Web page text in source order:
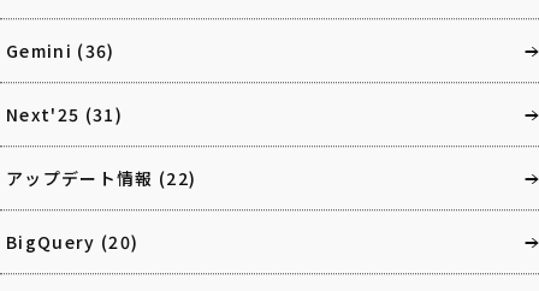
Gemini (36)
Next'25 (31)
アップデート情報 (22)
BigQuery (20)